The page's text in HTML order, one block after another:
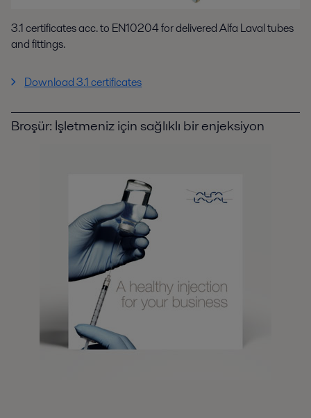
3.1 certificates acc. to EN10204 for delivered Alfa Laval tubes
and fittings.
Download 3.1 certificates
Broşür: İşletmeniz için sağlıklı bir enjeksiyon